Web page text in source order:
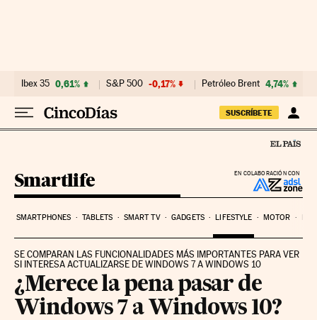
Ibex 35 0,61% S&P 500 -0,17% Petróleo Brent 4,74%
SUSCRÍBETE
EN COLABORACIÓN CON
Smartlife
SMARTPHONES TABLETS SMART TV GADGETS LIFESTYLE MOTOR
SE COMPARAN LAS FUNCIONALIDADES MÁS IMPORTANTES PARA VER
SI INTERESA ACTUALIZARSE DE WINDOWS 7 A WINDOWS 10
¿Merece la pena pasar de
Windows 7 a Windows 10?